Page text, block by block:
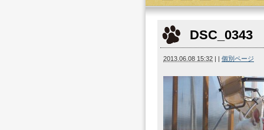
DSC_0343
2013.06.08 15:32 | | 個別ページ